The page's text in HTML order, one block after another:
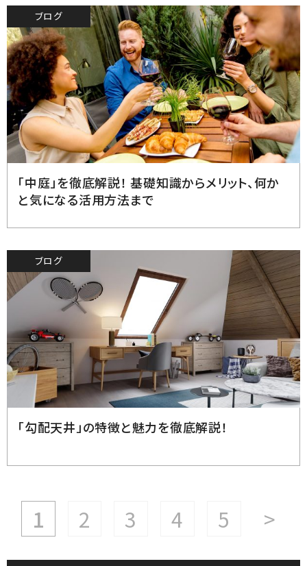
ブログ
2023.6.26
「中庭」を徹底解説！ 基礎知識からメリット、何か
と気になる活用方法まで
ブログ
2023.6.22
「勾配天井」の特徴と魅力を徹底解説！
1 2 3 4 5 >